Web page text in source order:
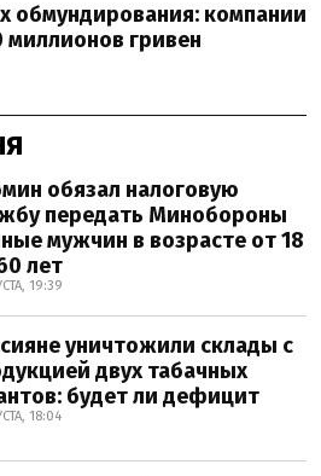
обмундирования: компании
гривен
обязал налоговую
передать Минобороны
мужчин в возрасте от 18
лет
19:39
уничтожили склады с
двух табачных
будет ли дефицит
18:04